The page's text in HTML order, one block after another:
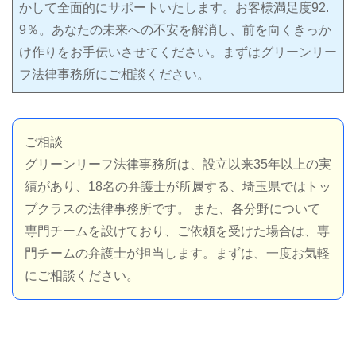
かして全面的にサポートいたします。お客様満足度92.
9％。あなたの未来への不安を解消し、前を向くきっか
け作りをお手伝いさせてください。まずはグリーンリー
フ法律事務所にご相談ください。
ご相談
グリーンリーフ法律事務所は、設立以来35年以上の実
績があり、18名の弁護士が所属する、埼玉県ではトッ
プクラスの法律事務所です。 また、各分野について
専門チームを設けており、ご依頼を受けた場合は、専
門チームの弁護士が担当します。まずは、一度お気軽
にご相談ください。